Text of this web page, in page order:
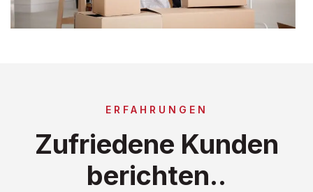
ERFAHRUNGEN
Zufriedene Kunden
berichten..